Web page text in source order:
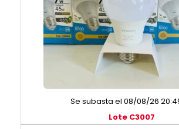
Se subasta el 08/08/26
Lote C3007